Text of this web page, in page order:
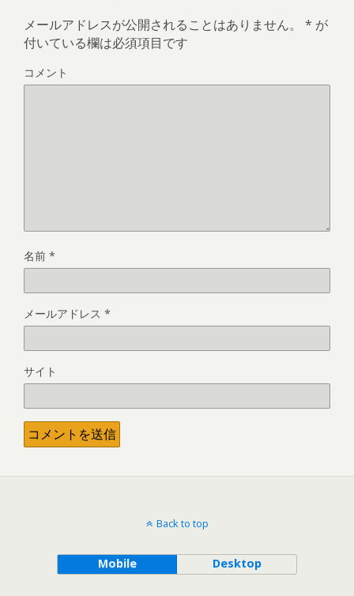
メールアドレスが公開されることはありません。 * が
付いている欄は必須項目です
コメント
名前 *
メールアドレス *
サイト
Back to top
Mobile Desktop